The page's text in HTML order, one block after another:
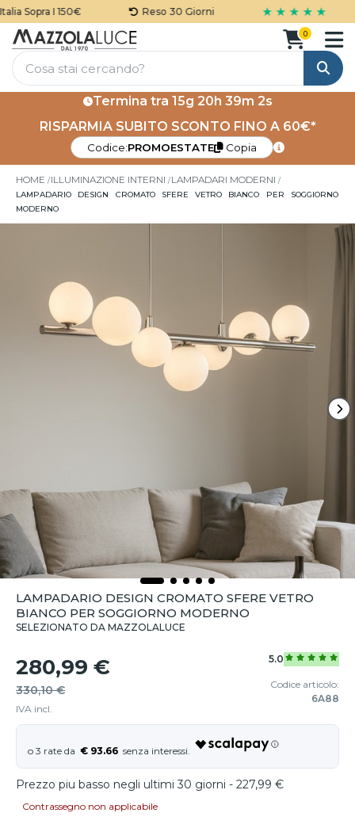
Sopra I 150€ Reso 30 Giorni ★ ★ ★ ★ ★
Cerca
0
Termina tra15g 20h 39m 1s
RISPARMIA SUBITO SCONTO FINO A 60€*
Codice:PROMOESTATE Copia
HOME ILLUMINAZIONE INTERNI LAMPADARI MODERNI
LAMPADARIO DESIGN CROMATO SFERE VETRO BIANCO PER SOGGIORNO
MODERNO
LAMPADARIO DESIGN CROMATO SFERE VETRO
BIANCO PER SOGGIORNO MODERNO
SELEZIONATO DA MAZZOLALUCE
280,99 €
330,10 €
IVA incl.
5.0
Codice articolo:
6A88
€ 93.66
Prezzo piu basso negli ultimi 30 giorni - 227,99 €
Contrassegno non applicabile